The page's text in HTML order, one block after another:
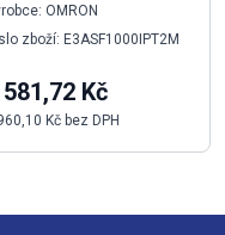
OMRON
zboží: E3ASF1000IPT2M
Kč
Kč bez DPH